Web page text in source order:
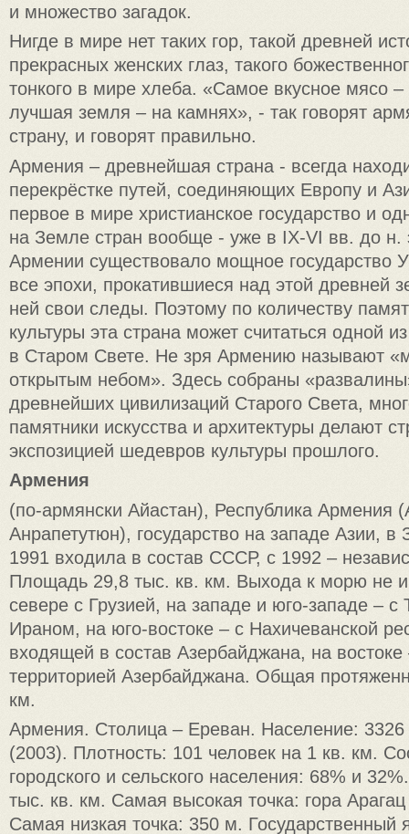
и множество загадок.
Нигде в мире нет таких гор, такой древней
прекрасных женских глаз, такого
тонкого в мире хлеба. «Самое вкусное мясо –
лучшая земля – на камнях», - так говорят
страну, и говорят правильно.
Армения – древнейшая страна - всегда
перекрёстке путей, соединяющих Европу и
первое в мире христианское государство и
на Земле стран вообще - уже в IX-VI вв. до н.
Армении существовало мощное государство
все эпохи, прокатившиеся над этой древней
ней свои следы. Поэтому по количеству
культуры эта страна может считаться одной
в Старом Свете. Не зря Армению называют
открытым небом». Здесь собраны
древнейших цивилизаций Старого Света,
памятники искусства и архитектуры делают
экспозицией шедевров культуры прошлого.
Армения
(по-армянски Айастан), Республика Армения
Анрапетутюн), государство на западе Азии, в
1991 входила в состав СССР, с 1992 –
Площадь 29,8 тыс. кв. км. Выхода к морю не
севере с Грузией, на западе и юго-западе – с
Ираном, на юго-востоке – с Нахичеванской
входящей в состав Азербайджана, на востоке
территорией Азербайджана. Общая
км.
Армения. Столица – Ереван. Население: 3326
(2003). Плотность: 101 человек на 1 кв. км.
городского и сельского населения: 68% и
тыс. кв. км. Самая высокая точка: гора
Самая низкая точка: 350 м. Государственный